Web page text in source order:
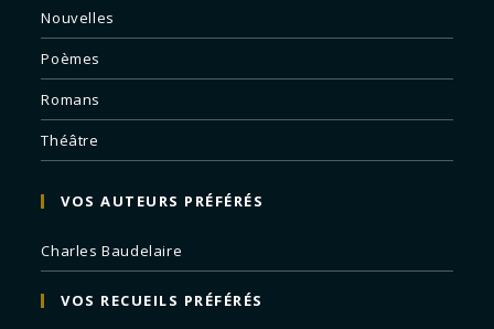
Nouvelles
Poèmes
Romans
Théâtre
VOS AUTEURS PRÉFÉRÉS
Charles Baudelaire
VOS RECUEILS PRÉFÉRÉS